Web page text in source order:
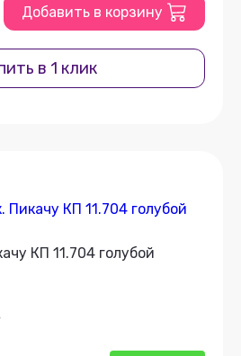
Добавить в корзину
в 1 клик
КП 11.704 голубой